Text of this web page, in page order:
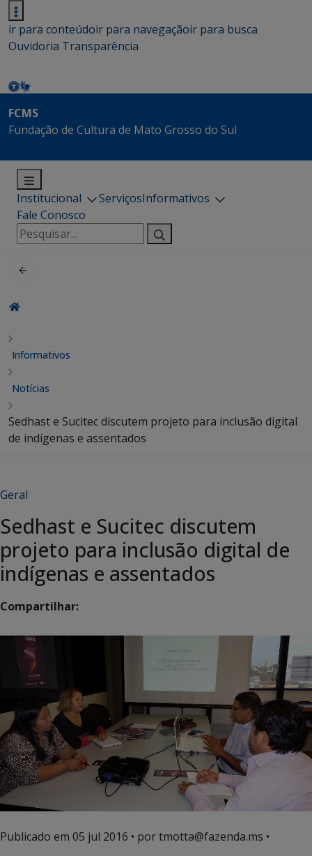
ir para conteúdoir para navegaçãoir para busca
Ouvidoria Transparência
FCMS
Fundação de Cultura de Mato Grosso do Sul
Institucional ServiçosInformativos
Fale Conosco
Pesquisar
por:
Informativos
Notícias
Sedhast e Sucitec discutem projeto para inclusão digital
de indígenas e assentados
Geral
Sedhast e Sucitec discutem
projeto para inclusão digital de
indígenas e assentados
Compartilhar:
Publicado em 05 jul 2016 • por tmotta@fazenda.ms •